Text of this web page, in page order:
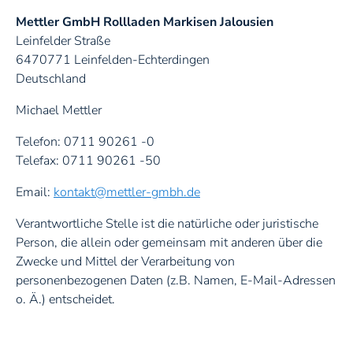
Rollladen
Schrägverschattung
Fensterladen
Fliegengitter
Mettler GmbH Rollladen Markisen Jalousien
Leinfelder Straße
6470771 Leinfelden-Echterdingen
Deutschland
Michael Mettler
Telefon: 0711 90261 -0
Telefax: 0711 90261 -50
Email: kontakt@mettler-gmbh.de
Verantwortliche Stelle ist die natürliche oder juristische
Person, die allein oder gemeinsam mit anderen über die
Zwecke und Mittel der Verarbeitung von
personenbezogenen Daten (z.B. Namen, E-Mail-Adressen
o. Ä.) entscheidet.